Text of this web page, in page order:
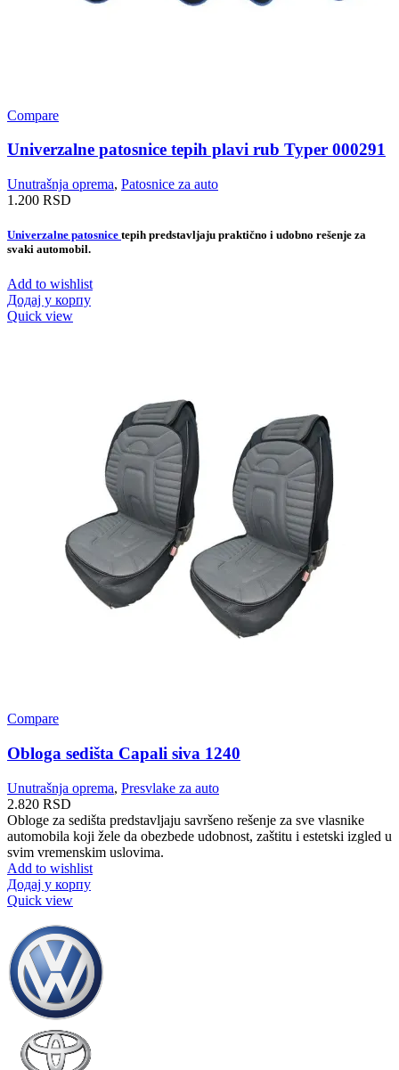
Compare
Univerzalne patosnice tepih plavi rub Typer 000291
Unutrašnja oprema, Patosnice za auto
1.200 RSD
Univerzalne patosnice tepih predstavljaju praktično i udobno rešenje za
svaki automobil.
Add to wishlist
Додај у корпу
Quick view
Compare
Obloga sedišta Capali siva 1240
Unutrašnja oprema, Presvlake za auto
2.820 RSD
Obloge za sedišta predstavljaju savršeno rešenje za sve vlasnike
automobila koji žele da obezbede udobnost, zaštitu i estetski izgled u
svim vremenskim uslovima.
Add to wishlist
Додај у корпу
Quick view